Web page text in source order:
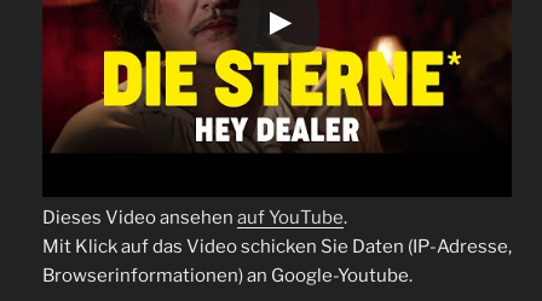
Dieses Video ansehen auf YouTube.
Mit Klick auf das Video schicken Sie Daten (IP-Adresse,
Browserinformationen) an Google-Youtube.